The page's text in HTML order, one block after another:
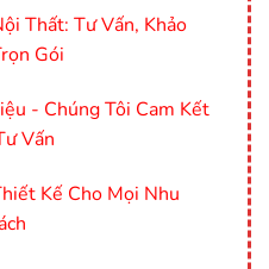
Thất: Tư Vấn, Khảo
Gói
- Chúng Tôi Cam Kết
Vấn
Kế Cho Mọi Nhu